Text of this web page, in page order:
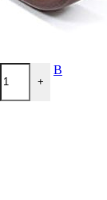
+
В